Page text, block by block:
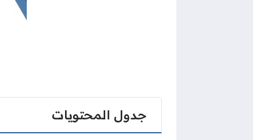
جدول المحتويات